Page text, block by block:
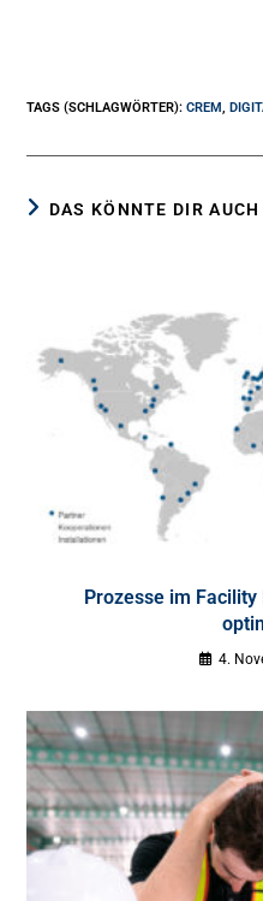
TAGS (SCHLAGWÖRTER):CREM,
DAS KÖNNTE DIR
Prozesse im
4.